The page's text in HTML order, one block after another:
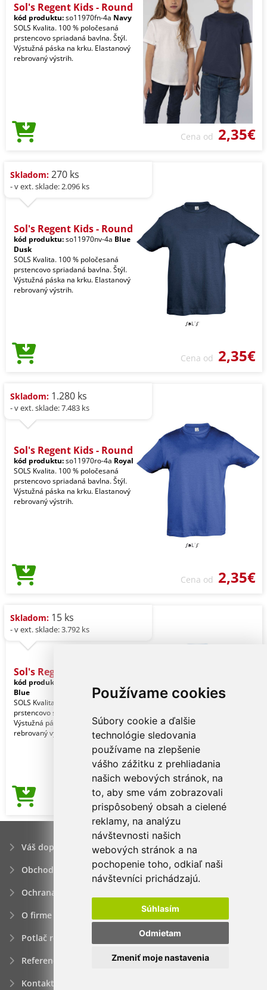
Používame cookies
Súbory cookie a ďalšie
technológie sledovania
používame na zlepšenie
vášho zážitku z prehliadania
našich webových stránok, na
to, aby sme vám zobrazovali
prispôsobený obsah a cielené
reklamy, na analýzu
návštevnosti našich
webových stránok a na
pochopenie toho, odkiaľ naši
návštevníci prichádzajú.
Súhlasím
Odmietam
Zmeniť moje nastavenia
Sol's Regent Kids - Round
kód produktu:so11970fn-4a Navy
SOLS Kvalita. 100 % poločesaná
prstencovo spriadaná bavlna. Štýl.
Výstužná páska na krku. Elastanový
rebrovaný výstrih.
Cena od 2,35€
Skladom: 270 ks
- v ext. sklade: 2.096 ks
Sol's Regent Kids - Round
kód produktu:so11970nv-4a Blue
Dusk
SOLS Kvalita. 100 % poločesaná
prstencovo spriadaná bavlna. Štýl.
Výstužná páska na krku. Elastanový
rebrovaný výstrih.
Cena od 2,35€
Skladom: 1.280 ks
- v ext. sklade: 7.483 ks
Sol's Regent Kids - Round
kód produktu:so11970ro-4a Royal
SOLS Kvalita. 100 % poločesaná
prstencovo spriadaná bavlna. Štýl.
Výstužná páska na krku. Elastanový
rebrovaný výstrih.
Cena od 2,35€
Skladom: 15 ks
- v ext. sklade: 3.792 ks
Sol's Regent Kids - Round
kód produktu:
Blue
SOLS Kvalita. 100 % poločesaná
prstencovo spriadaná bavlna. Štýl.
Výstužná páska na krku. Elastanový
rebrovaný výstrih.
Cena od 2,35€
Váš dopyt
Obchodné podmienky
Ochrana osobných údajov
O firme
Potlač reklamných predmetov
Referencie
Kontakt